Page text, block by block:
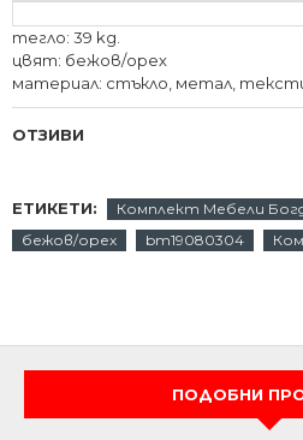
тегло: 39 kg.
цвят: бежов/орех
материал: стъкло, метал,
ОТЗИВИ
ЕТИКЕТИ:
Комплект Мебели
бежов/орех
bm19080304
ПОДОБНИ